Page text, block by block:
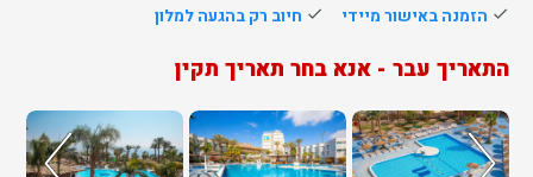
done הזמנה באישור מיידי done חיוב רק בהגעה למלון
התאריך עבר - אנא בחר תאריך תקין
נציג
יחזור
אליך
בשעות
הפעילות